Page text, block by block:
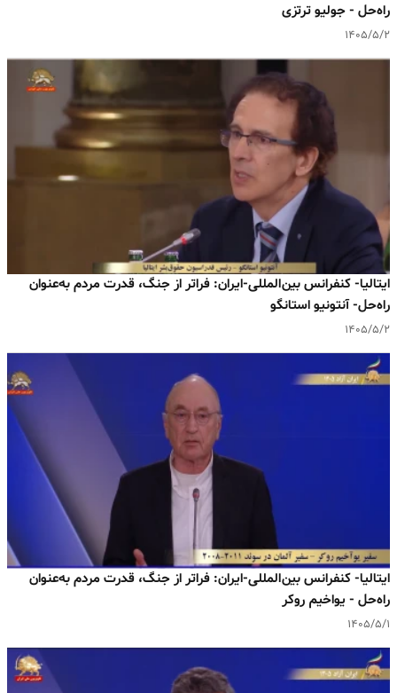
راه‌حل - جولیو ترتزی
۱۴۰۵/۵/۲
ایتالیا- کنفرانس بین‌المللی-ایران: فراتر از جنگ، قدرت مردم به‌عنوان
راه‌حل- آنتونیو استانگو
۱۴۰۵/۵/۲
ایتالیا- کنفرانس بین‌المللی-ایران: فراتر از جنگ، قدرت مردم به‌عنوان
راه‌حل - یواخیم روکر
۱۴۰۵/۵/۱